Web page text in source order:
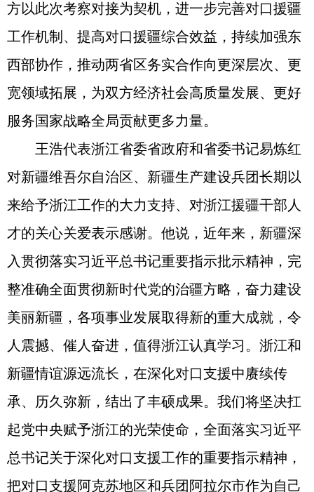
方以此次考察对接为契机，进一步完善对口援疆
工作机制、提高对口援疆综合效益，持续加强东
西部协作，推动两省区务实合作向更深层次、更
宽领域拓展，为双方经济社会高质量发展、更好
服务国家战略全局贡献更多力量。
王浩代表浙江省委省政府和省委书记易炼红
对新疆维吾尔自治区、新疆生产建设兵团长期以
来给予浙江工作的大力支持、对浙江援疆干部人
才的关心关爱表示感谢。他说，近年来，新疆深
入贯彻落实习近平总书记重要指示批示精神，完
整准确全面贯彻新时代党的治疆方略，奋力建设
美丽新疆，各项事业发展取得新的重大成就，令
人震撼、催人奋进，值得浙江认真学习。浙江和
新疆情谊源远流长，在深化对口支援中赓续传
承、历久弥新，结出了丰硕成果。我们将坚决扛
起党中央赋予浙江的光荣使命，全面落实习近平
总书记关于深化对口支援工作的重要指示精神，
把对口支援阿克苏地区和兵团阿拉尔市作为自己